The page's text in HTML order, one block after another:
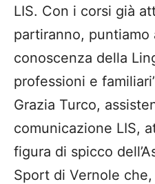
LIS. Con i corsi già
partiranno, puntiamo
conoscenza della
professioni e
Grazia Turco,
comunicazione LIS,
figura di spicco
Sport di Vernole